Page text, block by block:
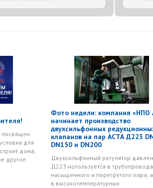
посвящен
для
дома,
другое
Фото недели: компания «НПО
начинает производство
двухсильфонных
клапанов на пар АСТА Д223
DN150 и DN200
Двухсильфонный регулятор
Д223 используется в
насыщенного и перегретого пара,
в высокотемпературных